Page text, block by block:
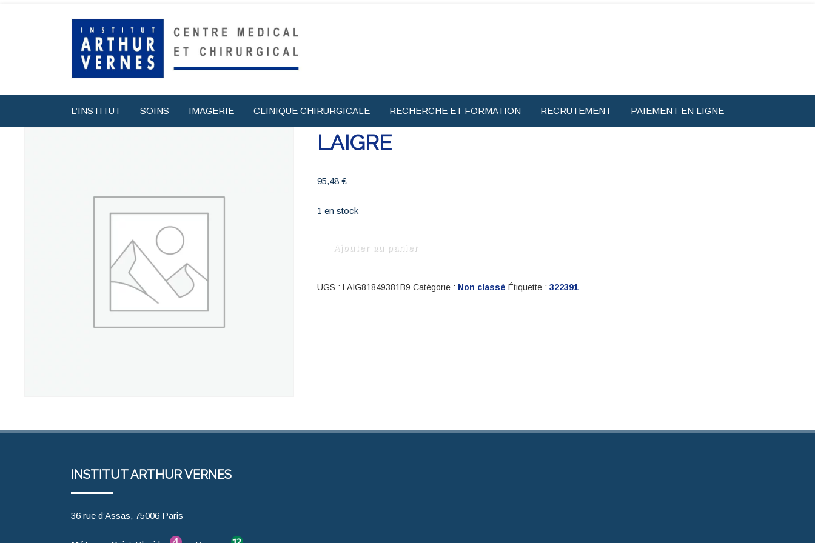
L’INSTITUT SOINS IMAGERIE CLINIQUE CHIRURGICALE RECHERCHE ET FORMATION RECRUTEMENT PAIEMENT EN LIGNE
LAIGRE
95,48 €
1 en stock
Ajouter au panier
UGS : LAIG81849381B9 Catégorie : Non classé Étiquette : 322391
INSTITUT ARTHUR VERNES
36 rue d’Assas, 75006 Paris